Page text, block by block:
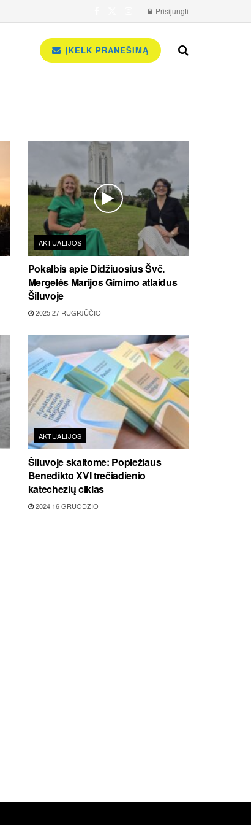
Prisijungti
ĮKELK PRANEŠIMĄ
AKTUALIJOS
Pokalbis apie Didžiuosius Švč.
Mergelės Marijos Gimimo atlaidus
Šiluvoje
2025 27 RUGPJŪČIO
AKTUALIJOS
Šiluvoje skaitome: Popiežiaus
Benedikto XVI trečiadienio
katechezių ciklas
2024 16 GRUODŽIO